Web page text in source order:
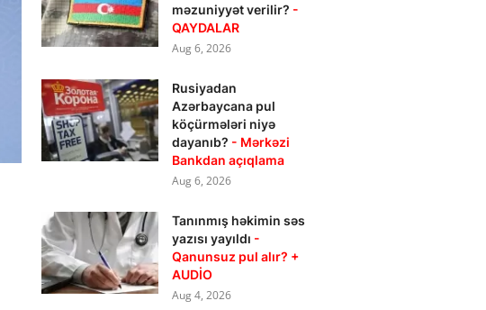
məzuniyyət verilir? -
QAYDALAR
Aug 6, 2026
Rusiyadan
Azərbaycana pul
köçürmələri niyə
dayanıb? - Mərkəzi
Bankdan açıqlama
Aug 6, 2026
Tanınmış həkimin səs
yazısı yayıldı -
Qanunsuz pul alır? +
AUDİO
Aug 4, 2026